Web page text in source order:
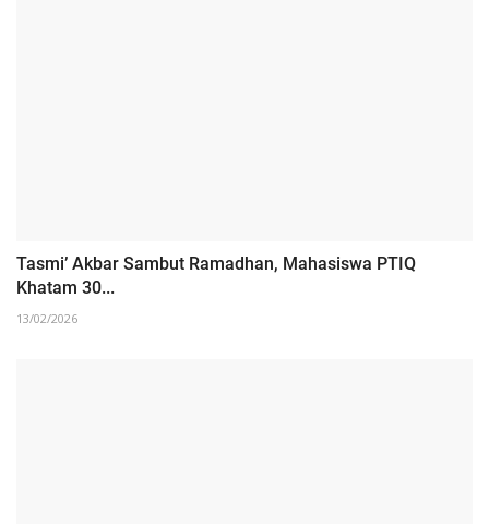
Tasmi’ Akbar Sambut Ramadhan, Mahasiswa PTIQ
Khatam 30...
13/02/2026